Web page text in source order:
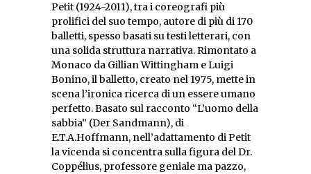
Petit (1924-2011), tra i coreografi più
prolifici del suo tempo, autore di più di 170
balletti, spesso basati su testi letterari, con
una solida struttura narrativa. Rimontato a
Monaco da Gillian Wittingham e Luigi
Bonino, il balletto, creato nel 1975, mette in
scena l’ironica ricerca di un essere umano
perfetto. Basato sul racconto “L’uomo della
sabbia” (Der Sandmann), di
E.T.A.Hoffmann, nell’adattamento di Petit
la vicenda si concentra sulla figura del Dr.
Coppélius, professore geniale ma pazzo,